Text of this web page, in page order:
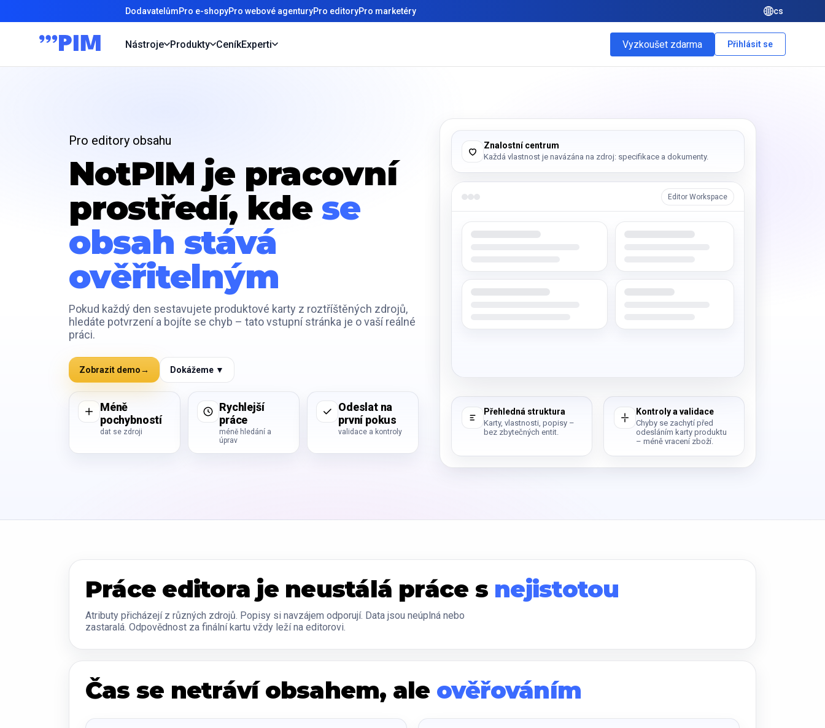
DodavatelůmPro e-shopyPro webové agenturyPro editoryPro marketéry cs
Nástroje Produkty CeníkExperti Vyzkoušet zdarma Přihlásit se
Pro editory obsahu
NotPIM je pracovní
prostředí, kde se
obsah stává
ověřitelným
Pokud každý den sestavujete produktové karty z roztříštěných zdrojů,
hledáte potvrzení a bojíte se chyb – tato vstupní stránka je o vaší reálné
práci.
Zobrazit demo→ Dokážeme ▼
Méně
pochybností
dat se zdroji
Rychlejší
práce
méně hledání a
úprav
Odeslat na
první pokus
validace a kontroly
Znalostní centrum
Každá vlastnost je navázána na zdroj: specifikace a dokumenty.
Editor Workspace
Přehledná struktura
Karty, vlastnosti, popisy –
bez zbytečných entit.
Kontroly a validace
Chyby se zachytí před
odesláním karty produktu
– méně vracení zboží.
Práce editora je neustálá práce s nejistotou
Atributy přicházejí z různých zdrojů. Popisy si navzájem odporují. Data jsou neúplná nebo
zastaralá. Odpovědnost za finální kartu vždy leží na editorovi.
Čas se netráví obsahem, ale ověřováním